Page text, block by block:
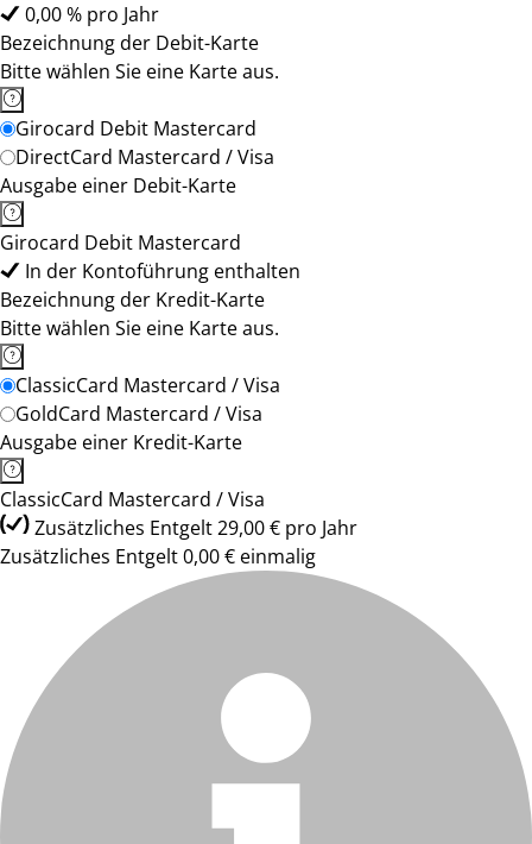
0,00 % pro Jahr
Bezeichnung der Debit-Karte
Bitte wählen Sie eine Karte aus.
Girocard Debit Mastercard
DirectCard Mastercard / Visa
Ausgabe einer Debit-Karte
Girocard Debit Mastercard
In der Kontoführung enthalten
Bezeichnung der Kredit-Karte
Bitte wählen Sie eine Karte aus.
ClassicCard Mastercard / Visa
GoldCard Mastercard / Visa
Ausgabe einer Kredit-Karte
ClassicCard Mastercard / Visa
Zusätzliches Entgelt 29,00 € pro Jahr
Zusätzliches Entgelt 0,00 € einmalig